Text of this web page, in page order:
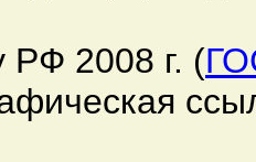
2008 г. (